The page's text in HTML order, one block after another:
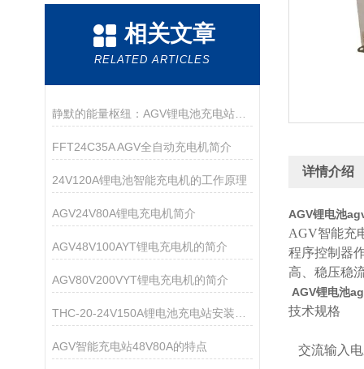
相关文章
RELATED ARTICLES
静默的能量枢纽：AGV锂电池充电站的协同逻辑与安全架构
FFT24C35A AGV全自动充电机简介
24V120A锂电池智能充电机的工作原理
AGV24V80A锂电充电机简介
AGV48V100AYT锂电充电机的简介
AGV80V200VYT锂电充电机的简介
AGV智能充电站48V80A的特点
详情介绍
AGV锂电池
AGV智能充
程序控制器
高、稳压稳
AGV锂电池
技术规格
交流输入